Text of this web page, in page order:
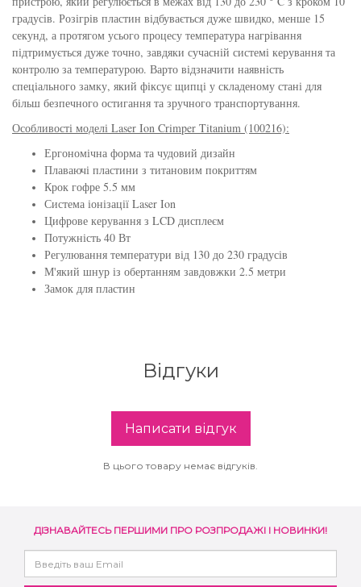
градусів. Розігрів пластин відбувається дуже швидко, менше 15
секунд, а протягом усього процесу температура нагрівання
підтримується дуже точно, завдяки сучасній системі керування та
контролю за температурою. Варто відзначити наявність
спеціального замку, який фіксує щипці у складеному стані для
більш безпечного остигання та зручного транспортування.
Особливості моделі Laser Ion Crimper Titanium (100216):
Ергономічна форма та чудовий дизайн
Плаваючі пластини з титановим покриттям
Крок гофре 5.5 мм
Система іонізації Laser Ion
Цифрове керування з LCD дисплеєм
Потужність 40 Вт
Регулювання температури від 130 до 230 градусів
М'який шнур із обертанням завдовжки 2.5 метри
Замок для пластин
Відгуки
Написати відгук
В цього товару немає відгуків.
ДІЗНАВАЙТЕСЬ ПЕРШИМИ ПРО РОЗПРОДАЖІ І НОВИНКИ!
Освітлювальні засоби та окислювачі
Laboratoire Ducastel Subtil Blond
Subtil Beautist – чисте рішення для краси
Subrina Glow-Plex - Живлення, зволоження
та блиск волосся